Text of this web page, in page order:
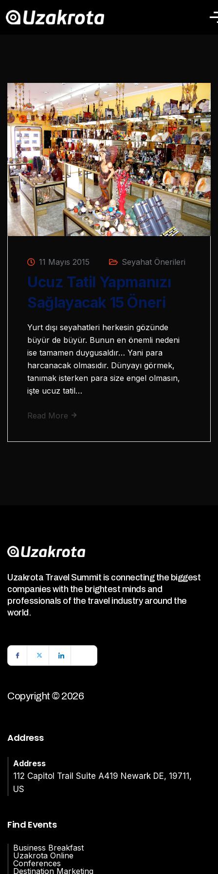
11 Mayıs 2015 Seyahat Önerileri
Ucuz Tatil Yapmanızı
Sağlayacak 15 Öneri
Yurt dışı seyahatleri herkesin gözünde
büyür de büyür. Bunun en önemli nedeni
ise tamamen duygusaldır… Yani para
harcanacak olmasıdır. Dünyayı görmek,
tanımak isterken para size engel olmasın,
işte ucuz tatil…
Read More
Uzakrota Travel Summit is connecting the biggest
companies with the brightest minds and
professionals of the travel industry around the
world.
Copyright © 2026
Address
Address
112 Capitol Trail Suite A419 Newark DE, 19711,
US
Find Events
Business Breakfast
Uzakrota Online
Conferences
Destination Marketing